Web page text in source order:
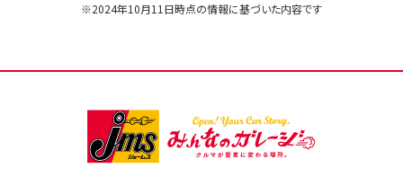
※2024年10月11日時点の情報に基づいた内容です